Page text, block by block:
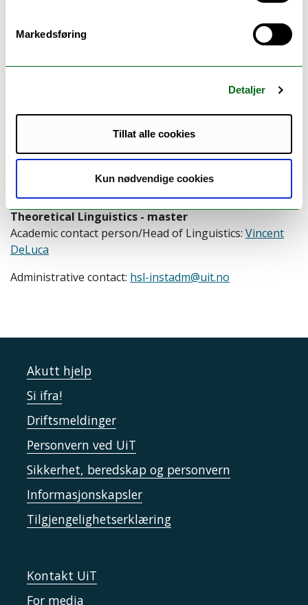
Markedsføring
Detaljer
Tillat alle cookies
Kun nødvendige cookies
Sist oppdatert: 06.03.2026
English Acquisition and Multilingualism - master
Academic contact person/Head of English Language:
English Literature - master
Academic contact person/Head of English Literature:
Theoretical Linguistics - master
Academic contact person/Head of Linguistics: Vincent
DeLuca
Administrative contact: hsl-instadm@uit.no
Akutt hjelp
Si ifra!
Driftsmeldinger
Personvern ved UiT
Sikkerhet, beredskap og personvern
Informasjonskapsler
Tilgjengelighetserklæring
Kontakt UiT
For media